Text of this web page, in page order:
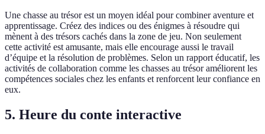
Une chasse au trésor est un moyen idéal pour combiner aventure et
apprentissage. Créez des indices ou des énigmes à résoudre qui
mènent à des trésors cachés dans la zone de jeu. Non seulement
cette activité est amusante, mais elle encourage aussi le travail
d’équipe et la résolution de problèmes. Selon un rapport éducatif, les
activités de collaboration comme les chasses au trésor améliorent les
compétences sociales chez les enfants et renforcent leur confiance en
eux.
5. Heure du conte interactive